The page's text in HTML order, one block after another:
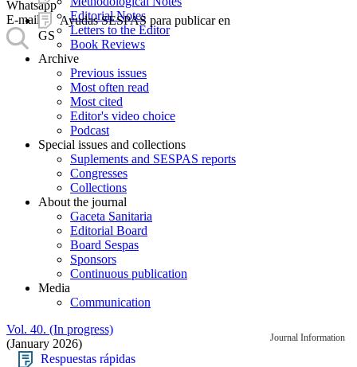
Ayudas SESPAS para publicar en
GS
Whatsapp
E-mail
Editorial Notes
Letters to the Editor
Book Reviews
Archive
Previous issues
Most often read
Most cited
Editor's video choice
Podcast
Special issues and collections
Suplements and SESPAS reports
Congresses
Collections
About the journal
Gaceta Sanitaria
Editorial Board
Board Sespas
Sponsors
Continuous publication
Media
Communication
Journal Information
Vol. 40. (In progress)
(January 2026)
Respuestas rápidas